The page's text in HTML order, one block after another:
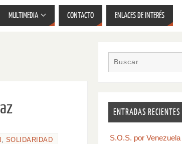
MULTIMEDIA CONTACTO ENLACES DE INTERÉS
, SOLIDARIDAD
ENTRADAS RECIENTES
S.O.S. por Venezuela